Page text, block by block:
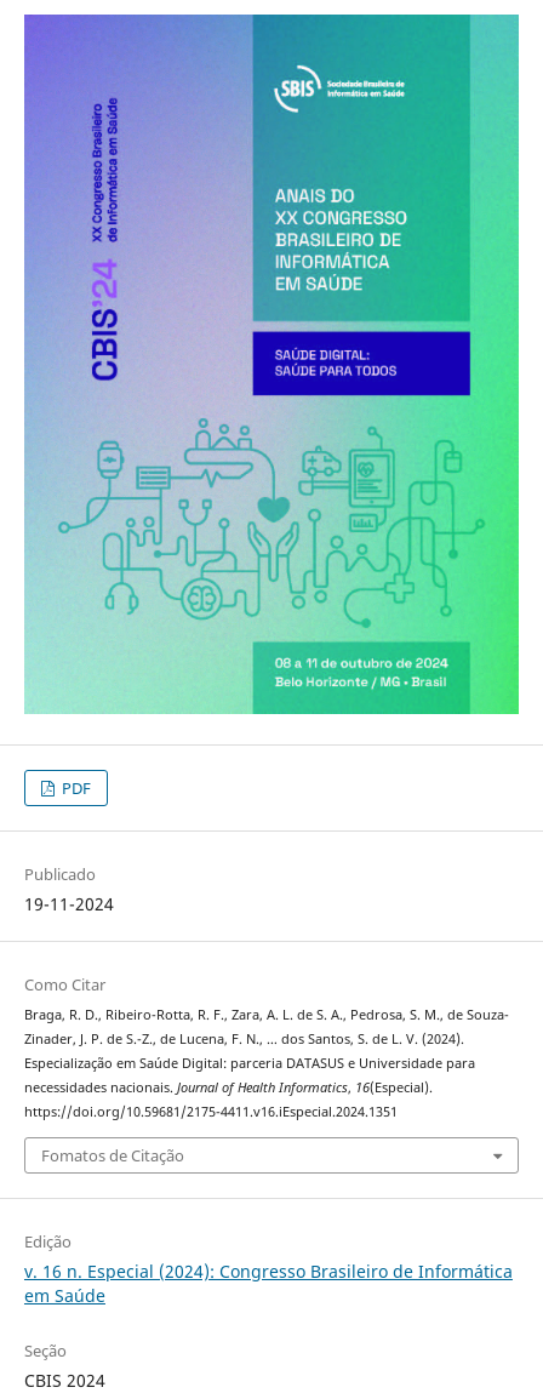
PDF
Publicado
19-11-2024
Como Citar
Braga, R. D., Ribeiro-Rotta, R. F., Zara, A. L. de S. A., Pedrosa, S. M., de Souza-
Zinader, J. P. de S.-Z., de Lucena, F. N., … dos Santos, S. de L. V. (2024).
Especialização em Saúde Digital: parceria DATASUS e Universidade para
necessidades nacionais. Journal of Health Informatics, 16(Especial).
https://doi.org/10.59681/2175-4411.v16.iEspecial.2024.1351
Fomatos de Citação
Edição
v. 16 n. Especial (2024): Congresso Brasileiro de Informática
em Saúde
Seção
CBIS 2024